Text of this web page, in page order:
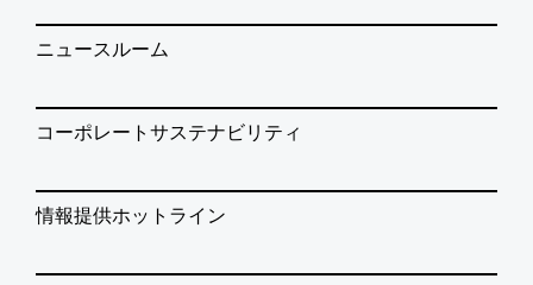
ニュースルーム
コーポレートサステナビリティ
情報提供ホットライン